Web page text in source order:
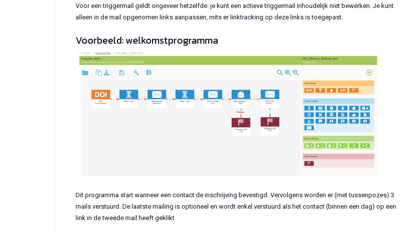
Voor een triggermail geldt ongeveer hetzelfde: je kunt een actieve triggermail inhoudelijk niet bewerken. Je kunt
alleen in de mail opgenomen links aanpassen, mits er linktracking op deze links is toegepast.
Voorbeeld: welkomstprogramma
Dit programma start wanneer een contact de inschrijving bevestigd. Vervolgens worden er (met tussenpozes) 3
mails verstuurd. De laatste mailing is optioneel en wordt enkel verstuurd als het contact (binnen een dag) op een
link in de tweede mail heeft geklikt.